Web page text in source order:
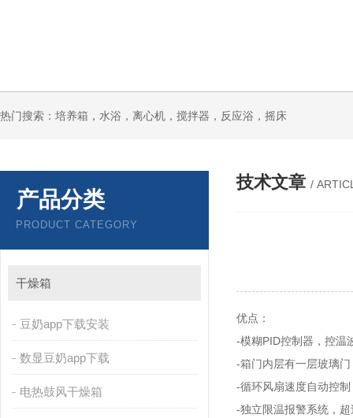
热门搜索：培养箱，水浴，离心机，搅拌器，反应浴，摇床
产品分类
PRODUCT CATEGORY
干燥箱
豆奶app下载安装
数显豆奶app下载
电热鼓风干燥箱
技术文章 /
优点：
-模糊PID控制器，控
-箱门内层有一层玻璃门
-循环风扇速度自动控制
-独立限温报警系统